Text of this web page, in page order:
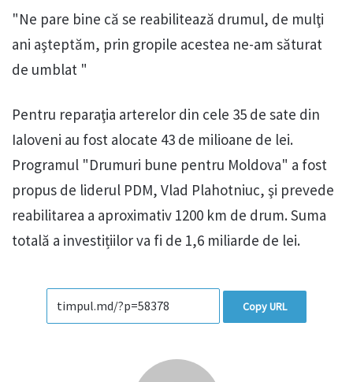
"Ne pare bine că se reabilitează drumul, de mulţi
ani aşteptăm, prin gropile acestea ne-am săturat
de umblat "
Pentru reparaţia arterelor din cele 35 de sate din
Ialoveni au fost alocate 43 de milioane de lei.
Programul "Drumuri bune pentru Moldova" a fost
propus de liderul PDM, Vlad Plahotniuc, şi prevede
reabilitarea a aproximativ 1200 km de drum. Suma
totală a investițiilor va fi de 1,6 miliarde de lei.
Copy URL